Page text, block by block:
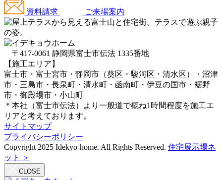
資料請求 ご来場案内
〒417-0061 静岡県富士市伝法 1335番地
【施工エリア】
富士市・富士宮市・静岡市（葵区・駿河区・清水区）・沼津
市・三島市・長泉町・清水町・函南町・伊豆の国市・裾野
市・御殿場市・小山町
＊本社（富士市伝法）より一般道で概ね1時間程度を施工エ
リアと考えております。
サイトマップ
プライバシーポリシー
Copyright 2025 Idekyo-home. All Rights Reserved. 住宅展示場ネ
ット ＞
CLOSE